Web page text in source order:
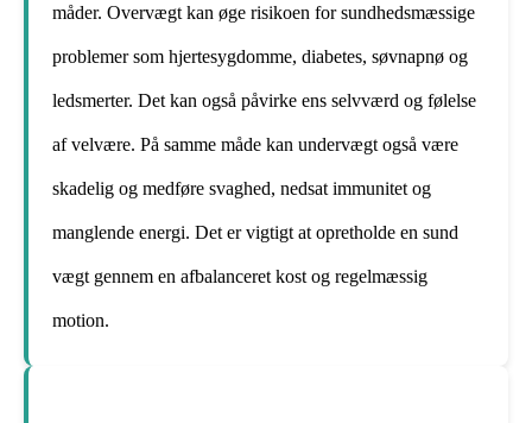
måder. Overvægt kan øge risikoen for sundhedsmæssige
problemer som hjertesygdomme, diabetes, søvnapnø og
ledsmerter. Det kan også påvirke ens selvværd og følelse
af velvære. På samme måde kan undervægt også være
skadelig og medføre svaghed, nedsat immunitet og
manglende energi. Det er vigtigt at opretholde en sund
vægt gennem en afbalanceret kost og regelmæssig
motion.